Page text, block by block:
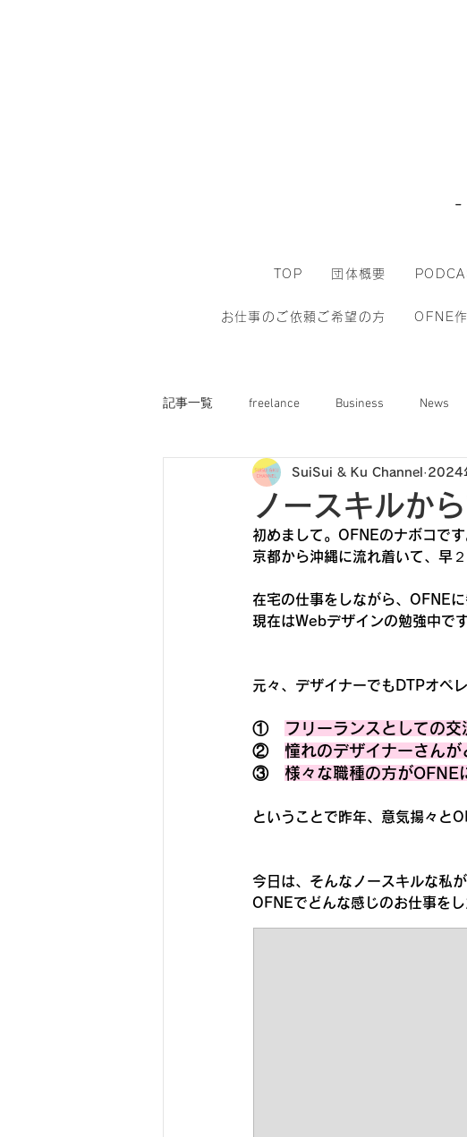
-
TOP 団体概要
お仕事のご依頼ご希望の方 OFNE
記事一覧 freelance Business News
OFNE船長のぼやき OFNE
ノースキルか
SuiSui & Ku Channel 2024
初めまして。OFNEのナボコです
京都から沖縄に流れ着いて、早
在宅の仕事をしながら、OFNEに
現在はWebデザインの勉強中です
元々、デザイナーでもDTPオペ
①
フリーランスとしての
② 憧れのデザイナーさん
③ 様々な職種の方がOFNE
ということで昨年、意気揚々と
今日は、そんなノースキルな私が
OFNEでどんな感じのお仕事をし